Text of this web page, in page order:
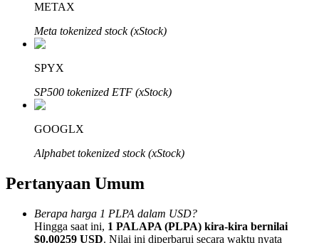
METAX
Meta tokenized stock (xStock)
SPYX
SP500 tokenized ETF (xStock)
GOOGLX
Alphabet tokenized stock (xStock)
Pertanyaan Umum
Berapa harga 1 PLPA dalam USD?
Hingga saat ini, 1 PALAPA (PLPA) kira-kira bernilai
$0.00259 USD. Nilai ini diperbarui secara waktu nyata